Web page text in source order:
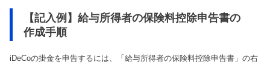
【記入例】給与所得者の保険料控除申告書の
作成手順
iDeCoの掛金を申告するには、「給与所得者の保険料控除申告書」の右